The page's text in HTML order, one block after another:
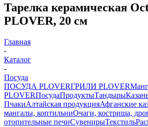
Тарелка керамическая
PLOVER, 20 см
Главная
-
Каталог
-
Посуда
ПОСУДА PLOVERГРИЛИ PLOVER
PLOVERПосудаПродуктыТандыры
ПчакиАлтайская продукцияАфганские
мангалы, коптильниОчаги, кострища,
отопительные печиСувенирыТекстиль